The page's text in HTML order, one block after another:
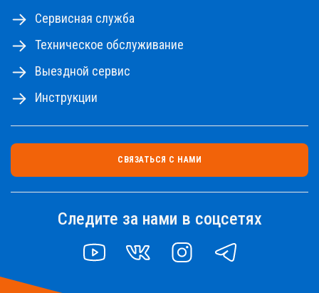
Сервисная служба
Техническое обслуживание
Выездной сервис
Инструкции
СВЯЗАТЬСЯ С НАМИ
Следите за нами в соцсетях
YOUTUBE VK INSTAGRAMTELEGRAM